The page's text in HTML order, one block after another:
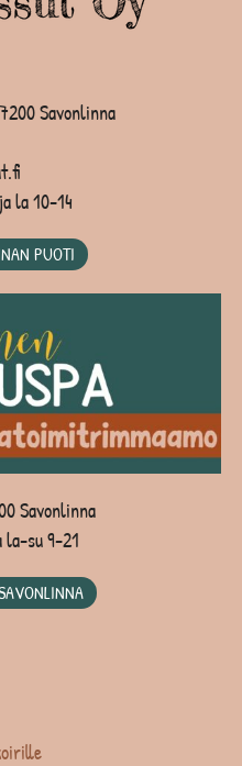
Savonlinna
la 10-14
PUOTI
Savonlinna
la-su 9-21